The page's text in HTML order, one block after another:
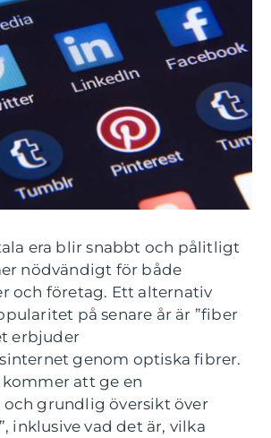
era blir snabbt och pålitligt
nödvändigt för både
och företag. Ett alternativ
på senare år är ”fiber
erbjuder
genom optiska fibrer.
att ge en
grundlig översikt över
inklusive vad det är, vilka